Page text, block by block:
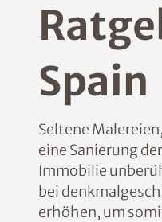
Spain
Seltene
eine Sanierung
Immobilie
bei
erhöhen, um